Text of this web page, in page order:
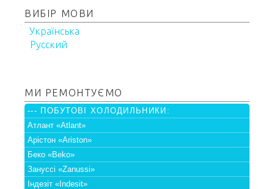
ВИБІР МОВИ
Українська
Русский
МИ РЕМОНТУЄМО
--- ПОБУТОВІ ХОЛОДИЛЬНИКИ:
Атлант «Atlant»
Арістон «Ariston»
Беко «Beko»
Зануссі «Zanussi»
Індезіт «Indesit»